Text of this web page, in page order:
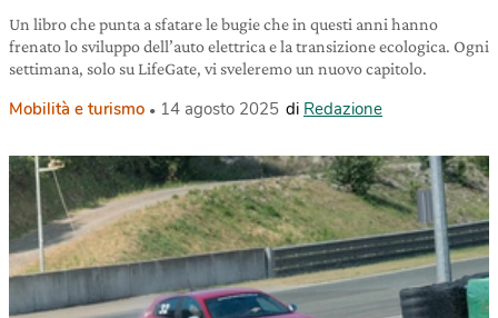
Un libro che punta a sfatare le bugie che in questi anni hanno
frenato lo sviluppo dell’auto elettrica e la transizione ecologica. Ogni
settimana, solo su LifeGate, vi sveleremo un nuovo capitolo.
Mobilità e turismo 14 agosto 2025 di Redazione